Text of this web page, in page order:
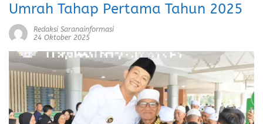
Umrah Tahap Pertama Tahun 2025
Redaksi Saranainformasi
24 Oktober 2025